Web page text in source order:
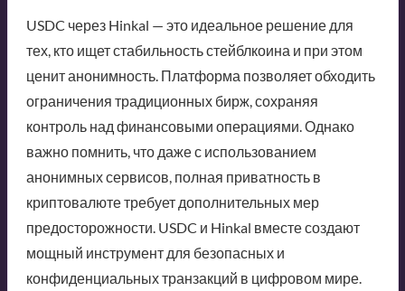
USDC через Hinkal — это идеальное решение для
тех, кто ищет стабильность стейблкоина и при этом
ценит анонимность. Платформа позволяет обходить
ограничения традиционных бирж, сохраняя
контроль над финансовыми операциями. Однако
важно помнить, что даже с использованием
анонимных сервисов, полная приватность в
криптовалюте требует дополнительных мер
предосторожности. USDC и Hinkal вместе создают
мощный инструмент для безопасных и
конфиденциальных транзакций в цифровом мире.